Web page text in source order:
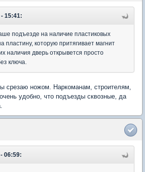
15:41:
подъезде на наличие пластиковых
пластину, которую притягивает магнит
наличия дверь открывется просто
ключа.
срезаю ножом. Наркоманам, строителям,
удобно, что подъезды сквозные, да
06:59: